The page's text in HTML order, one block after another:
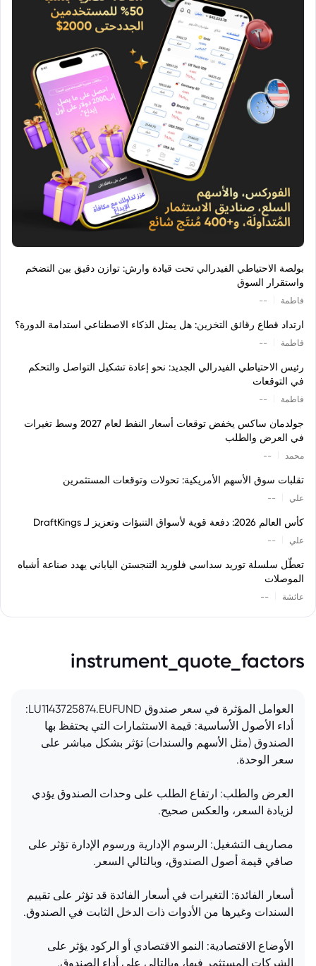
بولصة الاحتياطي الفيدرالي تحت قيادة وارش: توازن دقيق بين التضخم
واستقرار السوق
فاطمة --
ارتداد قطاع رقائق التخزين: هل يمثل الذكاء الاصطناعي استدامة الدورة؟
فاطمة --
رئيس الاحتياطي الفيدرالي الجديد: نحو إعادة تشكيل التواصل والتحكم
في التوقعات
فاطمة --
جولدمان ساكس يخفض توقعات أسعار النفط لعام 2027 وسط تغيرات
في العرض والطلب
محمد --
تقلبات سوق الأسهم الأمريكية: تحولات وتوقعات المستثمرين
علي --
كأس العالم 2026: دفعة قوية لأسواق التنبؤات وتعزيز لـ DraftKings
علي --
تعطّل سلسلة توريد سداسي فلوريد التنجستن الياباني يهدد صناعة أشباه
الموصلات
عائشة --
instrument_quote_factors
العوامل المؤثرة في سعر صندوق LU1143725874.EUFUND:
أداء الأصول الأساسية: قيمة الاستثمارات التي يحتفظ بها
الصندوق (مثل الأسهم والسندات) تؤثر بشكل مباشر على
سعر الوحدة.
العرض والطلب: ارتفاع الطلب على وحدات الصندوق يؤدي
لزيادة السعر، والعكس صحيح.
مصاريف التشغيل: الرسوم الإدارية ورسوم الإدارة تؤثر على
صافي قيمة أصول الصندوق، وبالتالي السعر.
أسعار الفائدة: التغيرات في أسعار الفائدة قد تؤثر على تقييم
السندات وغيرها من الأدوات ذات الدخل الثابت في الصندوق.
الأوضاع الاقتصادية: النمو الاقتصادي أو الركود يؤثر على
الشركات المستثمر فيها، وبالتالي على أداء الصندوق.